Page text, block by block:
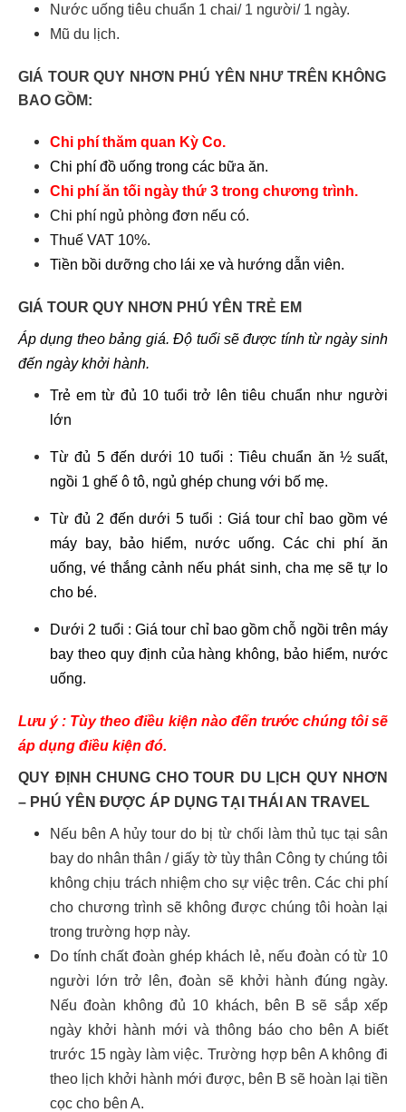
Nước uống tiêu chuẩn 1 chai/ 1 người/ 1 ngày.
Mũ du lịch.
GIÁ TOUR QUY NHƠN PHÚ YÊN NHƯ TRÊN KHÔNG
BAO GỒM:
Chi phí thăm quan Kỳ Co.
Chi phí đồ uống trong các bữa ăn.
Chi phí ăn tối ngày thứ 3 trong chương trình.
Chi phí ngủ phòng đơn nếu có.
Thuế VAT 10%.
Tiền bồi dưỡng cho lái xe và hướng dẫn viên.
GIÁ TOUR QUY NHƠN PHÚ YÊN TRẺ EM
Áp dụng theo bảng giá. Độ tuổi sẽ được tính từ ngày sinh
đến ngày khởi hành.
Trẻ em từ đủ 10 tuổi trở lên tiêu chuẩn như người
lớn
Từ đủ 5 đến dưới 10 tuổi : Tiêu chuẩn ăn ½ suất,
ngồi 1 ghế ô tô, ngủ ghép chung với bố mẹ.
Từ đủ 2 đến dưới 5 tuổi : Giá tour chỉ bao gồm vé
máy bay, bảo hiểm, nước uống. Các chi phí ăn
uống, vé thắng cảnh nếu phát sinh, cha mẹ sẽ tự lo
cho bé.
Dưới 2 tuổi : Giá tour chỉ bao gồm chỗ ngồi trên máy
bay theo quy định của hàng không, bảo hiểm, nước
uống.
Lưu ý : Tùy theo điều kiện nào đến trước chúng tôi sẽ
áp dụng điều kiện đó.
QUY ĐỊNH CHUNG CHO TOUR DU LỊCH QUY NHƠN
– PHÚ YÊN ĐƯỢC ÁP DỤNG TẠI THÁI AN TRAVEL
Nếu bên A hủy tour do bị từ chối làm thủ tục tại sân
bay do nhân thân / giấy tờ tùy thân Công ty chúng tôi
không chịu trách nhiệm cho sự việc trên. Các chi phí
cho chương trình sẽ không được chúng tôi hoàn lại
trong trường hợp này.
Do tính chất đoàn ghép khách lẻ, nếu đoàn có từ 10
người lớn trở lên, đoàn sẽ khởi hành đúng ngày.
Nếu đoàn không đủ 10 khách, bên B sẽ sắp xếp
ngày khởi hành mới và thông báo cho bên A biết
trước 15 ngày làm việc. Trường hợp bên A không đi
theo lịch khởi hành mới được, bên B sẽ hoàn lại tiền
cọc cho bên A.